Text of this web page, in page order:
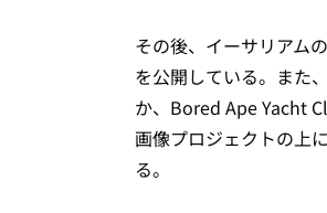
その後、イーサリアム
を公開している。また
か、Bored Ape Yacht
画像プロジェクトの上
る。